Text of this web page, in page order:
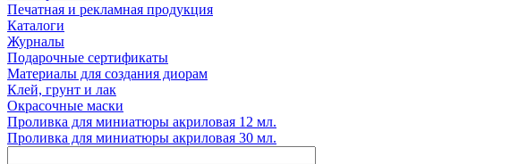
Печатная и рекламная продукция
Каталоги
Журналы
Подарочные сертификаты
Материалы для создания диорам
Клей, грунт и лак
Окрасочные маски
Проливка для миниатюры акриловая 12 мл.
Проливка для миниатюры акриловая 30 мл.